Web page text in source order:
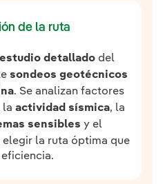
de la ruta
estudio detallado del
sondeos geotécnicos
. Se analizan factores
la actividad sísmica, la
sensibles y el
elegir la ruta óptima que